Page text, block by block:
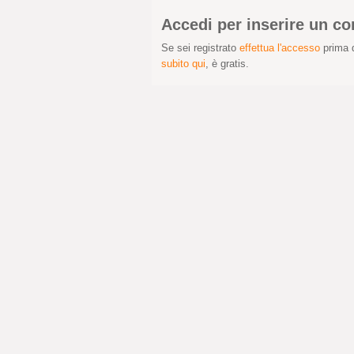
Accedi per inserire un
Se sei registrato effettua l'accesso prima
subito qui , è gratis.